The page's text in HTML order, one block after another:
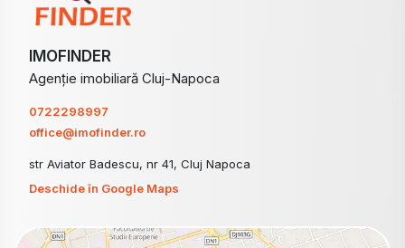
IMOFINDER
Agenție imobiliară Cluj-Napoca
0722298997
office@imofinder.ro
str Aviator Badescu, nr 41, Cluj Napoca
Deschide în Google Maps